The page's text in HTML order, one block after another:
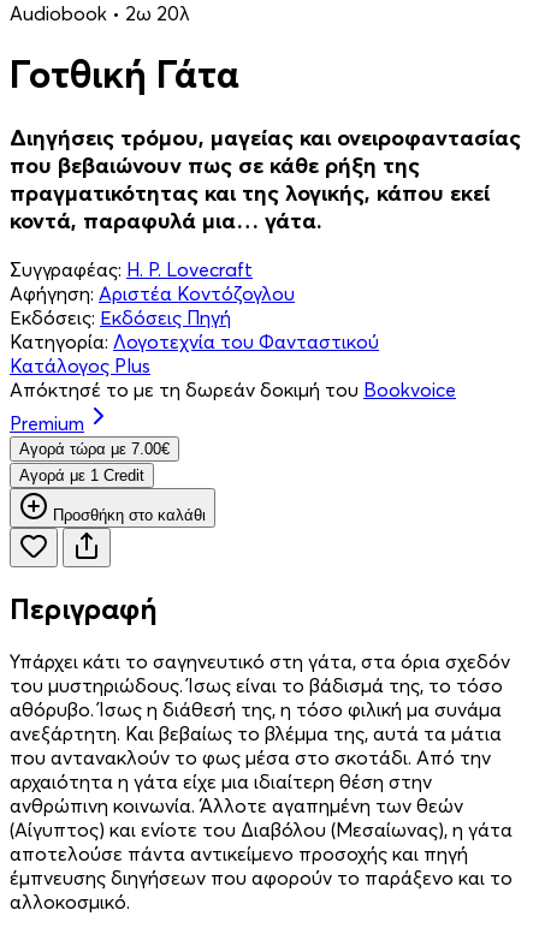
Audiobook • 2ω 20λ
Γοτθική Γάτα
Διηγήσεις τρόµου, µαγείας και ονειροφαντασίας
που βεβαιώνουν πως σε κάθε ρήξη της
πραγµατικότητας και της λογικής, κάπου εκεί
κοντά, παραφυλά µια… γάτα.
Συγγραφέας: H. P. Lovecraft
Αφήγηση: Αριστέα Κοντόζογλου
Εκδόσεις: Εκδόσεις Πηγή
Κατηγορία: Λογοτεχνία του Φανταστικού
Κατάλογος Plus
Απόκτησέ το με τη δωρεάν δοκιμή του Bookvoice
Premium
Aγορά τώρα με 7.00€
Aγορά με 1 Credit
Προσθήκη στο καλάθι
Περιγραφή
Υπάρχει κάτι το σαγηνευτικό στη γάτα, στα όρια σχεδόν
του µυστηριώδους. Ίσως είναι το βάδισµά της, το τόσο
αθόρυβο. Ίσως η διάθεσή της, η τόσο φιλική µα συνάµα
ανεξάρτητη. Και βεβαίως το βλέµµα της, αυτά τα µάτια
που αντανακλούν το φως µέσα στο σκοτάδι. Από την
αρχαιότητα η γάτα είχε µια ιδιαίτερη θέση στην
ανθρώπινη κοινωνία. Άλλοτε αγαπηµένη των θεών
(Αίγυπτος) και ενίοτε του Διαβόλου (Μεσαίωνας), η γάτα
αποτελούσε πάντα αντικείµενο προσοχής και πηγή
έµπνευσης διηγήσεων που αφορούν το παράξενο και το
αλλοκοσµικό.